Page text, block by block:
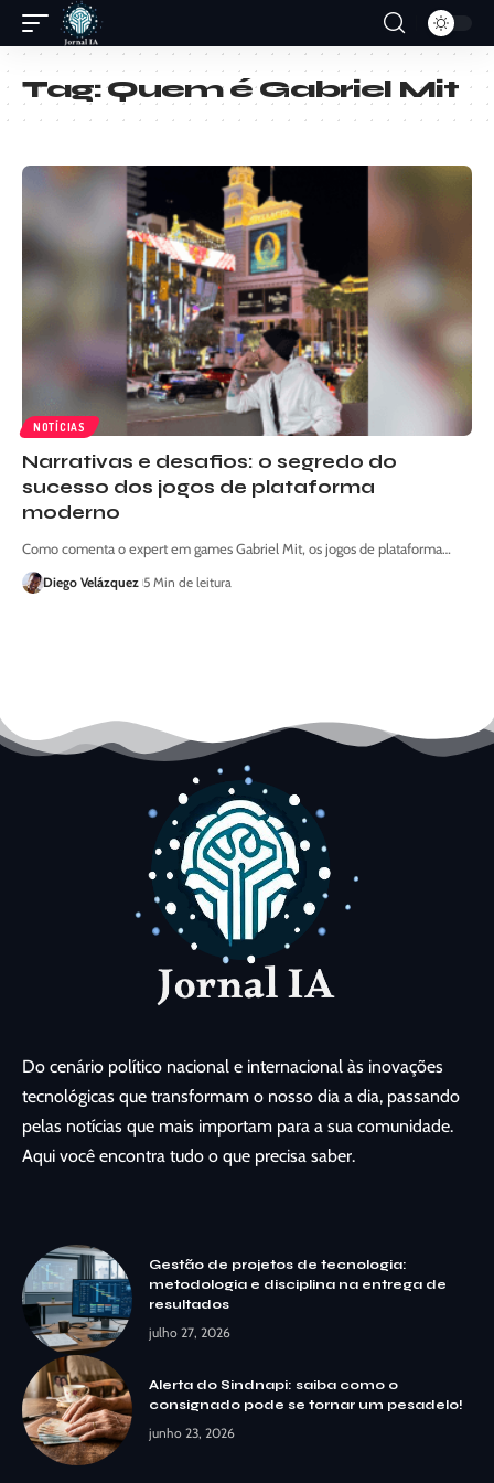
Tag:Quem é Gabriel Mit
NOTÍCIAS
Narrativas e desafios: o segredo do
sucesso dos jogos de plataforma
moderno
Como comenta o expert em games Gabriel Mit, os jogos de plataforma…
Diego Velázquez 5 Min de leitura
Do cenário político nacional e internacional às inovações
tecnológicas que transformam o nosso dia a dia, passando
pelas notícias que mais importam para a sua comunidade.
Aqui você encontra tudo o que precisa saber.
Gestão de projetos de tecnologia:
metodologia e disciplina na entrega de
resultados
julho 27, 2026
Alerta do Sindnapi: saiba como o
consignado pode se tornar um pesadelo!
junho 23, 2026